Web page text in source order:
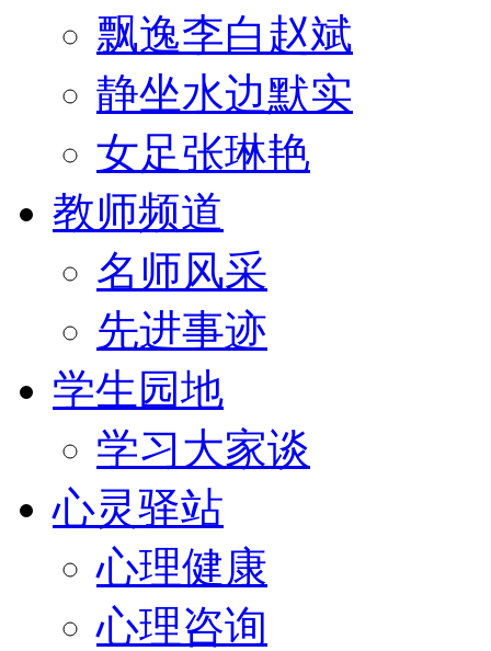
飘逸李白赵斌
静坐水边默实
女足张琳艳
教师频道
名师风采
先进事迹
学生园地
学习大家谈
心灵驿站
心理健康
心理咨询